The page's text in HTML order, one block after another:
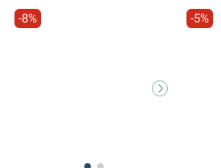
-8% -5%